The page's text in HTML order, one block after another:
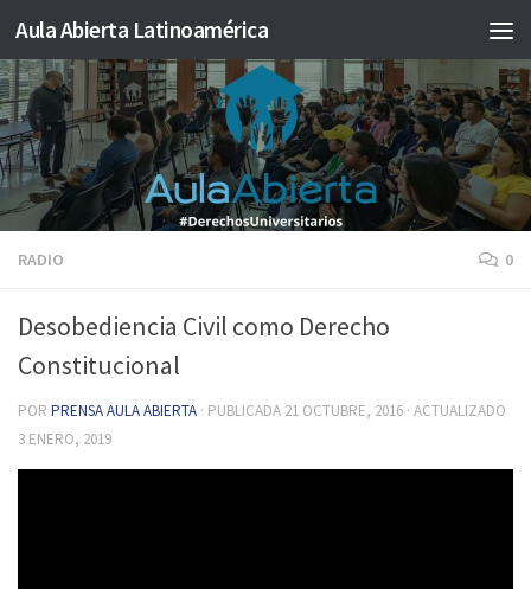
Saltar al contenido
Aula Abierta Latinoamérica
RADIO 0
Desobediencia Civil como Derecho
Constitucional
POR PRENSA AULA ABIERTA · PUBLICADA 21 OCTUBRE, 2016 · ACTUALIZADO
3 ENERO, 2019